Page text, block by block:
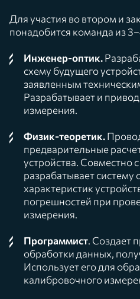
Для участия во втором и
понадобится команда из
Инженер-оптик.
схему будущего
заявленным
Разрабатывает и
измерения.
Физик-теоретик.
предварительные
устройства.
разрабатывает систему
характеристик
погрешностей при
измерения.
Программист. Создает
обработки данных,
Использует его для
калибровочного